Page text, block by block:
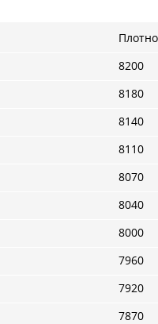
8200
8180
8140
8110
8070
8040
8000
7960
7920
7870